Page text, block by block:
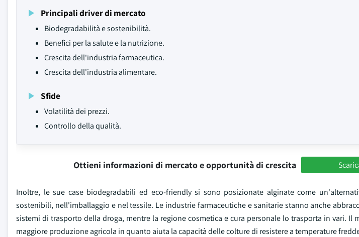
Principali driver di mercato
Biodegradabilità e sostenibilità.
Benefici per la salute e la nutrizione.
Crescita dell'industria farmaceutica.
Crescita dell'industria alimentare.
Sfide
Volatilità dei prezzi.
Controllo della qualità.
Ottieni informazioni di mercato e opportunità di crescita
Inoltre, le sue case biodegradabili ed eco-friendly si sono posizionate alginate come
sostenibili, nell'imballaggio e nel tessile. Le industrie farmaceutiche e sanitarie stanno anche
sistemi di trasporto della droga, mentre la regione cosmetica e cura personale lo trasporta in vari. Il
maggiore produzione agricola in quanto aiuta la capacità delle colture di resistere a temperature